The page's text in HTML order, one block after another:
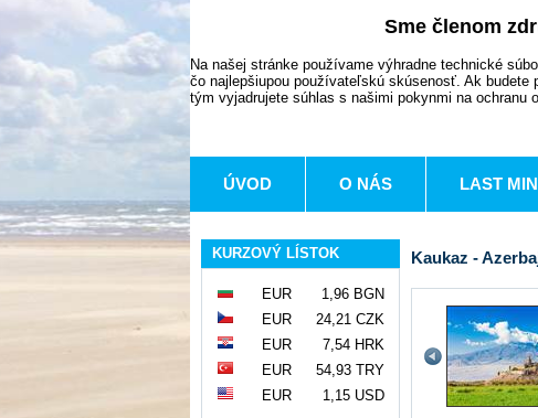
Sme členom
Na našej stránke používame výhradne technické
čo najlepšiupou používateľskú skúsenosť. Ak
tým vyjadrujete súhlas s našimi pokynmi na ochranu
ÚVOD O NÁS LAST
KURZOVÝ LÍSTOK
EUR
1,96 BGN
EUR
24,21 CZK
EUR
7,54 HRK
EUR
54,93 TRY
EUR
1,15 USD
Kaukaz -